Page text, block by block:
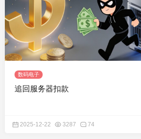
数码电子
追回服务器扣款
2025-12-22 3287 74